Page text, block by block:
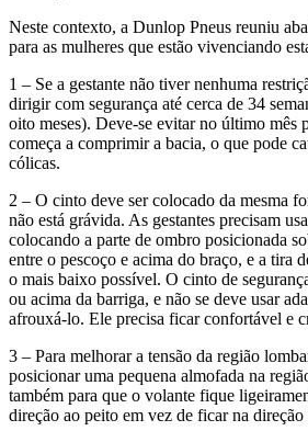
Neste contexto, a Dunlop Pneus reuniu
para as mulheres que estão vivenciando
1 – Se a gestante não tiver nenhuma
dirigir com segurança até cerca de 34
oito meses). Deve-se evitar no último mês
começa a comprimir a bacia, o que pode
cólicas.
2 – O cinto deve ser colocado da mesma
não está grávida. As gestantes precisam
colocando a parte de ombro posicionada
entre o pescoço e acima do braço, e a tira
o mais baixo possível. O cinto de
ou acima da barriga, e não se deve usar
afrouxá-lo. Ele precisa ficar confortável e
3 – Para melhorar a tensão da região
posicionar uma pequena almofada na
também para que o volante fique
direção ao peito em vez de ficar na direção